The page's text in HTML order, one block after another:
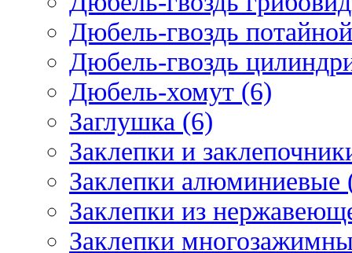
Дюбель-гвоздь
Дюбель-гвоздь
Дюбель-хомут (6)
Заглушка (6)
Заклепки и
Заклепки алюминиевые
Заклепки из
Заклепки